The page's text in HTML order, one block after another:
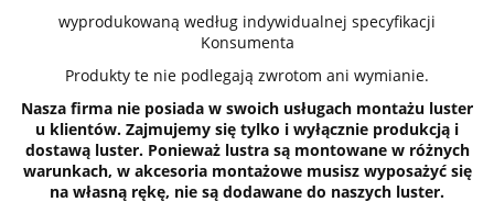
wyprodukowaną według indywidualnej specyfikacji
Konsumenta
Produkty te nie podlegają zwrotom ani wymianie.
Nasza firma nie posiada w swoich usługach montażu luster
u klientów. Zajmujemy się tylko i wyłącznie produkcją i
dostawą luster. Ponieważ lustra są montowane w różnych
warunkach, w akcesoria montażowe musisz wyposażyć się
na własną rękę, nie są dodawane do naszych luster.